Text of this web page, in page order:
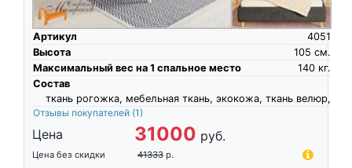
Артикул
4051
Высота
см.
105
Максимальный вес на 1 спальное место
кг.
140
Состав
ткань рогожка, мебельная ткань, экокожа, ткань велюр,
Отзывы покупателей (1)
Цена 31000 руб.
Цена без скидки 41333 р.